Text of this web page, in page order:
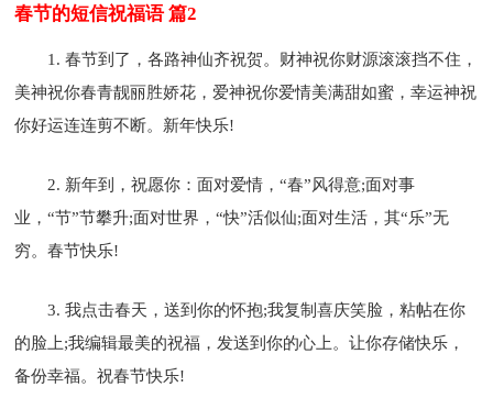
春节的短信祝福语 篇2
1. 春节到了，各路神仙齐祝贺。财神祝你财源滚滚挡不住，
美神祝你春青靓丽胜娇花，爱神祝你爱情美满甜如蜜，幸运神祝
你好运连连剪不断。新年快乐!
2. 新年到，祝愿你：面对爱情，“春”风得意;面对事
业，“节”节攀升;面对世界，“快”活似仙;面对生活，其“乐”无
穷。春节快乐!
3. 我点击春天，送到你的怀抱;我复制喜庆笑脸，粘帖在你
的脸上;我编辑最美的祝福，发送到你的心上。让你存储快乐，
备份幸福。祝春节快乐!